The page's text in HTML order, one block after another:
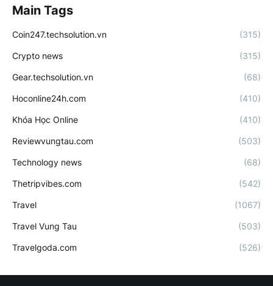
Main Tags
Coin247.techsolution.vn (315)
Crypto news (315)
Gear.techsolution.vn (68)
Hoconline24h.com (410)
Khóa Học Online (410)
Reviewvungtau.com (503)
Technology news (68)
Thetripvibes.com (542)
Travel (1067)
Travel Vung Tau (503)
Travelgoda.com (526)